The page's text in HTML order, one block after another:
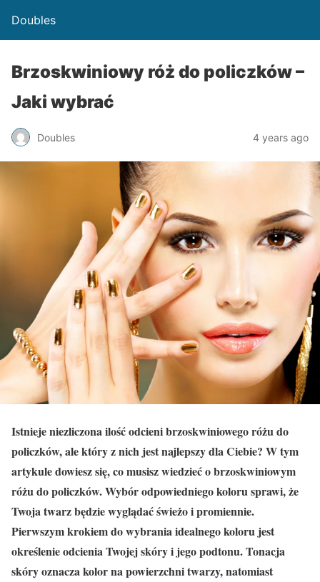
Doubles
Brzoskwiniowy róż do policzków –
Jaki wybrać
Doubles 4 years ago
Istnieje niezliczona ilość odcieni brzoskwiniowego różu do
policzków, ale który z nich jest najlepszy dla Ciebie? W tym
artykule dowiesz się, co musisz wiedzieć o brzoskwiniowym
różu do policzków. Wybór odpowiedniego koloru sprawi, że
Twoja twarz będzie wyglądać świeżo i promiennie.
Pierwszym krokiem do wybrania idealnego koloru jest
określenie odcienia Twojej skóry i jego podtonu. Tonacja
skóry oznacza kolor na powierzchni twarzy, natomiast